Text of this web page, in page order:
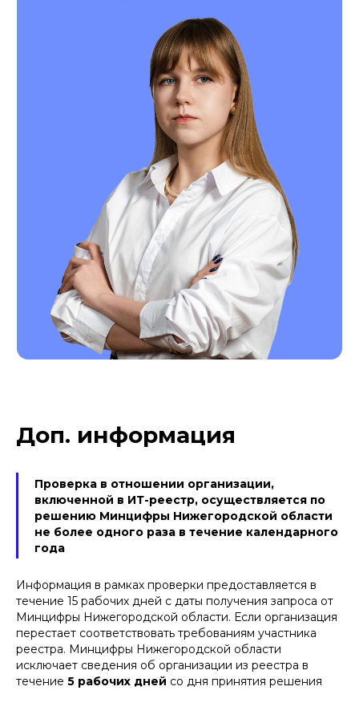
Доп. информация
Проверка в отношении организации,
включенной в ИТ-реестр, осуществляется по
решению Минцифры Нижегородской области
не более одного раза в течение календарного
года
Информация в рамках проверки предоставляется в
течение 15 рабочих дней с даты получения запроса от
Минцифры Нижегородской области. Если организация
перестает соответствовать требованиям участника
реестра. Минцифры Нижегородской области
исключает сведения об организации из реестра в
течение 5 рабочих дней со дня принятия решения